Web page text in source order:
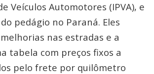
Veículos Automotores (IPVA), e
pedágio no Paraná. Eles
nas estradas e a
tabela com preços fixos a
pelo frete por quilômetro